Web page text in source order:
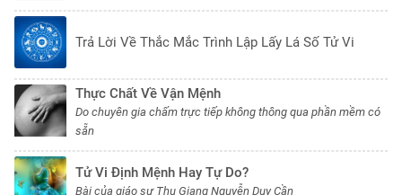
Trả Lời Về Thắc Mắc Trình Lập Lấy Lá Số Tử Vi
Thực Chất Về Vận Mệnh
Do chuyên gia chấm trực tiếp không thông qua phần mềm có
sẵn
Tử Vi Định Mệnh Hay Tự Do?
Bài của giáo sư Thu Giang Nguyễn Duy Cần